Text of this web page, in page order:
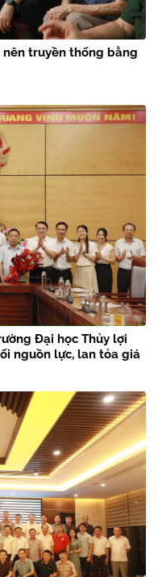
nên truyền thống bằng
Đại học Thủy lợi
nguồn lực, lan tỏa giá